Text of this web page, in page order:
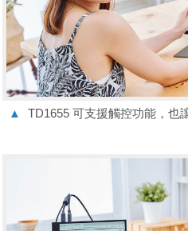
▲ TD1655 可支援觸控功能，也